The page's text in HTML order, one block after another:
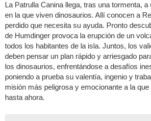
La Patrulla Canina llega, tras una tormenta,
en la que viven dinosaurios. Allí conocen a
perdido que necesita su ayuda. Pronto
de Humdinger provoca la erupción de un
todos los habitantes de la isla. Juntos, los
deben pensar un plan rápido y arriesgado
los dinosaurios, enfrentándose a desafíos
poniendo a prueba su valentía, ingenio y
misión más peligrosa y emocionante a la
hasta ahora.